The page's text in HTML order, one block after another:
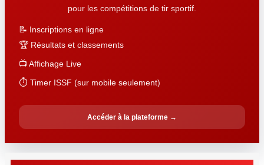
pour les compétitions de tir sportif.
📝 Inscriptions en ligne
🏆 Résultats et classements
📺 Affichage Live
⏱️ Timer ISSF (sur mobile seulement)
Accéder à la plateforme →